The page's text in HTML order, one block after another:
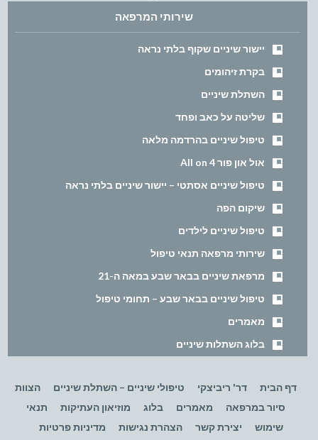
שירותי המרפאה
יישור שיניים שקוף בלתי נראה
בקרת זיהומים
השתלת שיניים
שליטה על כאב ופחד
טיפול שיניים בהרדמה מלאה
אול און פור All on 4
טיפול שיניים אסתטי – יישור שיניים בלתי נראה
שיקום הפה
טיפול שיניים לילדים
שירותי מרפאה תנאי טיפול
מרפאת שיניים בבאר שבע במאה ה-21
טיפול שיניים בבאר שבע – תחומי טיפול
מאמרים
בלוג השתלות שיניים
דף הבית דר' ריביצקי טיפולי שיניים – השתלת שיניים
הצוות
סיור במרפאה
מאמרים בלוג מוזיאון העתיקות
תנאי
שימוש
יצירת קשר הצהרת נגישות מדיניות פרטיות